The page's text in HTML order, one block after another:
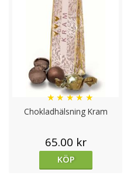
Chokladhälsning Kram
★ ★★★ ★
65.00 kr
KÖP